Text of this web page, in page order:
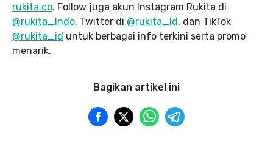
rukita.co. Follow juga akun Instagram Rukita di
@rukita_Indo, Twitter di @rukita_Id, dan TikTok
@rukita_id untuk berbagai info terkini serta promo
menarik.
Bagikan artikel ini